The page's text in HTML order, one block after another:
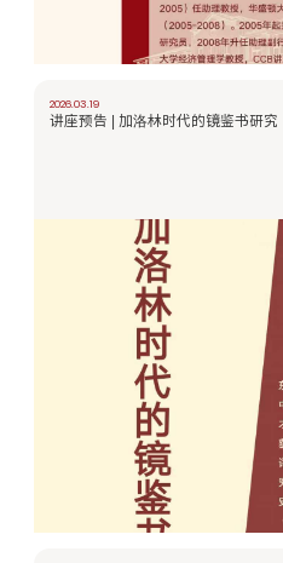
2026.03.19
讲座预告 | 加洛林时代的镜鉴书研究